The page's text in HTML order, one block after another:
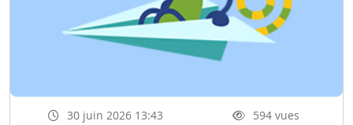
30 juin 2026 13:43
594 vues